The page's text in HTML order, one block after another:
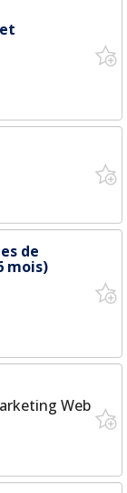
de
mois)
Web